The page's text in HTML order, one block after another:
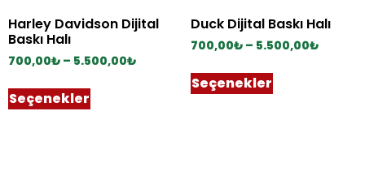
Harley Davidson Dijital
Baskı Halı
700,00₺ – 5.500,00₺
Seçenekler
Duck Dijital Baskı Halı
700,00₺ – 5.500,00₺
Seçenekler